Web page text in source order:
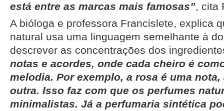
está entre as marcas mais famosas”, cita
A bióloga e professora Francislete, explica
natural usa uma linguagem semelhante à
descrever as concentrações dos
notas e acordes, onde cada cheiro é
melodia. Por exemplo, a rosa é uma
outra. Isso faz com que os perfumes
minimalistas. Já a perfumaria sintética